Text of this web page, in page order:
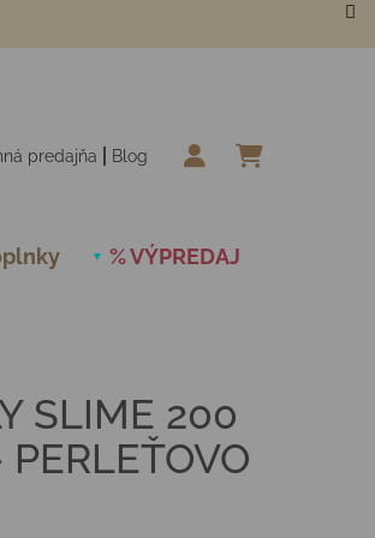
predajňa Blog
% VÝPREDAJ
SLIME 200